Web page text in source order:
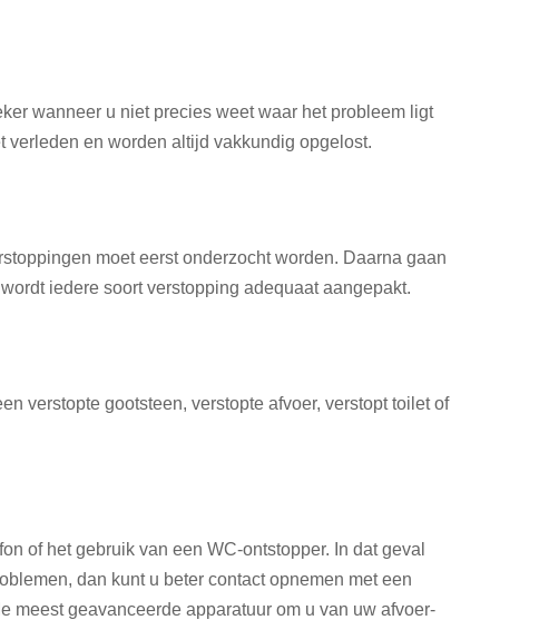
wanneer u niet precies weet waar het probleem ligt
verleden en worden altijd vakkundig opgelost.
moet eerst onderzocht worden. Daarna gaan
iedere soort verstopping adequaat aangepakt.
verstopte gootsteen, verstopte afvoer, verstopt toilet of
of het gebruik van een WC-ontstopper. In dat geval
dan kunt u beter contact opnemen met een
meest geavanceerde apparatuur om u van uw afvoer-